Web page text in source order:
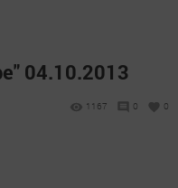
04.10.2013
1167 0 0